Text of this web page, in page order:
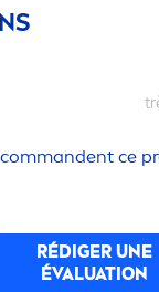
ce
RÉDIGER UNE
ÉVALUATION